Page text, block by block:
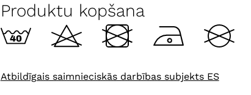
Produktu kopšana
Atbildīgais saimnieciskās darbības subjekts ES